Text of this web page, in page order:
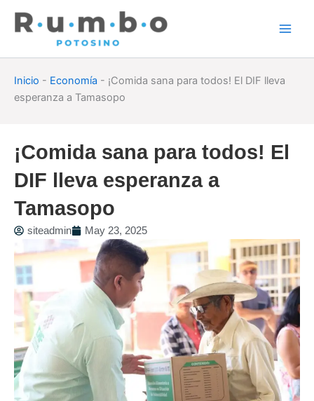
Inicio - Economía - ¡Comida sana para todos! El DIF lleva
esperanza a Tamasopo
¡Comida sana para todos! El
DIF lleva esperanza a
Tamasopo
siteadmin May 23, 2025